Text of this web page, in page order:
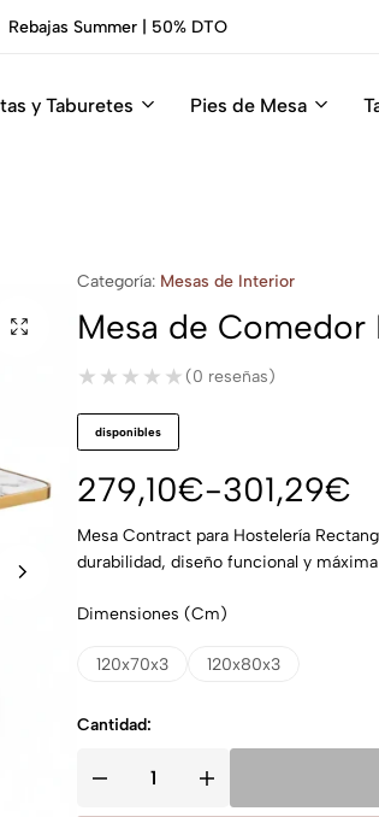
Rebajas Summer | 50% DTO
y Taburetes Pies de Mesa
Categoría: Mesas de Interior
Mesa de
★★★★★
★★★★★ (0 reseñas)
disponibles
279,10€-301,29€
Mesa Contract para Hostelería
durabilidad, diseño funcional y
Dimensiones (cm)
120x70x3 120x80x3
Cantidad: